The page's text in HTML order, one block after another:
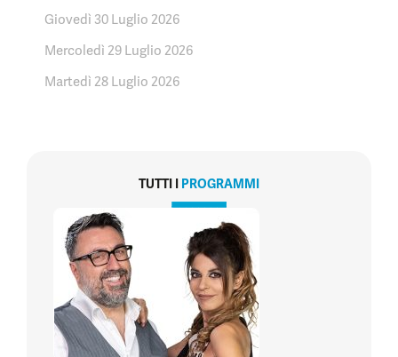
Giovedì 30 Luglio 2026
Mercoledì 29 Luglio 2026
Martedì 28 Luglio 2026
TUTTI I PROGRAMMI